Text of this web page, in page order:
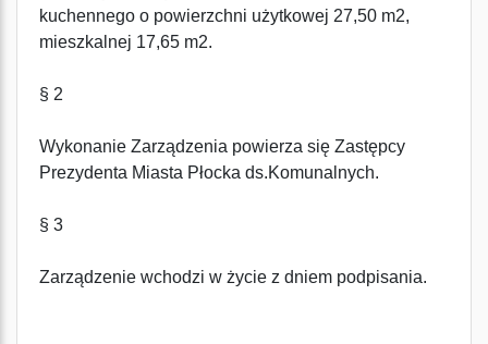
kuchennego o powierzchni użytkowej 27,50 m2,
mieszkalnej 17,65 m2.
§ 2
Wykonanie Zarządzenia powierza się Zastępcy
Prezydenta Miasta Płocka ds.Komunalnych.
§ 3
Zarządzenie wchodzi w życie z dniem podpisania.